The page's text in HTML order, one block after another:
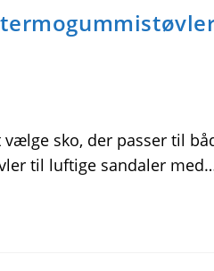
sko, der passer til
til luftige sandaler